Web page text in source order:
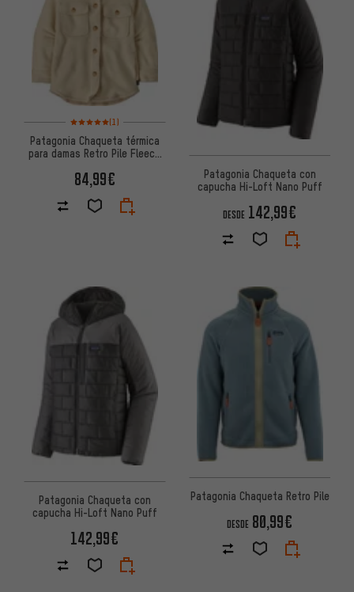
Valoración media: 5 de 5 basada en 1 reseñas
(1)
Patagonia Chaqueta térmica
para damas Retro Pile Fleece
84,99€
Patagonia Chaqueta con
capucha Hi-Loft Nano Puff
DESDE 142,99€
Patagonia Chaqueta con
capucha Hi-Loft Nano Puff
142,99€
Patagonia Chaqueta Retro Pile
DESDE 80,99€